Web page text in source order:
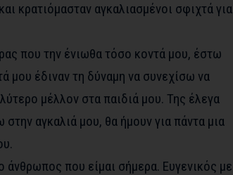
κρατιόμασταν αγκαλιασμένοι σφιχτά για
που την ένιωθα τόσο κοντά μου, έστω
μου έδιναν τη δύναμη να συνεχίσω να
μέλλον στα παιδιά μου. Της έλεγα
αγκαλιά μου, θα ήμουν για πάντα μια
που είμαι σήμερα. Ευγενικός με